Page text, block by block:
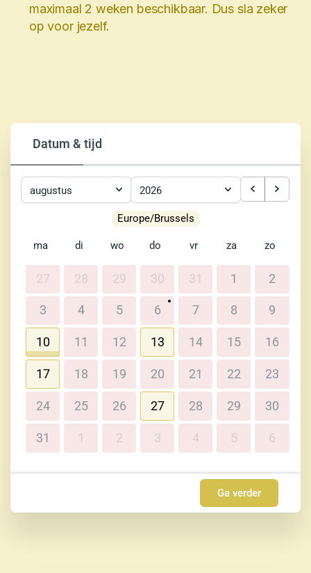
maximaal 2 weken beschikbaar. Dus sla zeker
op voor jezelf.
Datum & tijd
augustus 2026
Europe/Brussels
ma di wo do vr za zo
27 28 29 30 31 1 2
3 4 5 6 7 8 9
10 11 12 13 14 15 16
17 18 19 20 21 22 23
24 25 26 27 28 29 30
31 1 2 3 4 5 6
Ga verder